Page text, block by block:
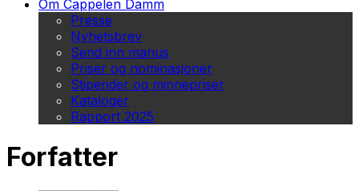
Om Cappelen Damm
Presse
Nyhetsbrev
Send inn manus
Priser og nominasjoner
Stipender og minnepriser
Kataloger
Rapport 2025
Forfatter